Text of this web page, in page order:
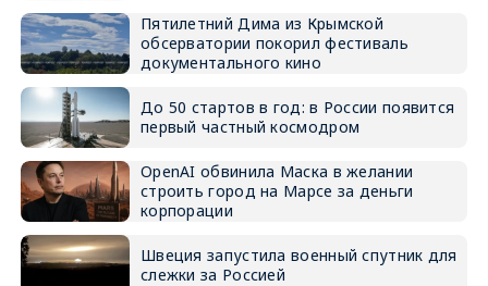
Пятилетний Дима из Крымской
обсерватории покорил фестиваль
документального кино
До 50 стартов в год: в России появится
первый частный космодром
OpenAI обвинила Маска в желании
строить город на Марсе за деньги
корпорации
Швеция запустила военный спутник для
слежки за Россией